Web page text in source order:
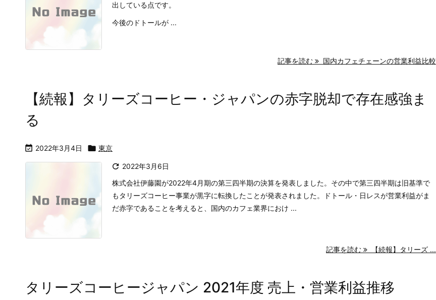
出している点です。
今後のドトールが ...
記事を読む 国内カフェチェーンの営業利益比較
【続報】タリーズコーヒー・ジャパンの赤字脱却で存在感強ま
る
 2022年3月4日  東京
 2022年3月6日
株式会社伊藤園が2022年4月期の第三四半期の決算を発表しました。その中で第三四半期は旧基準で
もタリーズコーヒー事業が黒字に転換したことが発表されました。ドトール・日レスが営業利益がま
だ赤字であることを考えると、国内のカフェ業界におけ ...
記事を読む 【続報】タリーズ ...
タリーズコーヒージャパン 2021年度 売上・営業利益推移